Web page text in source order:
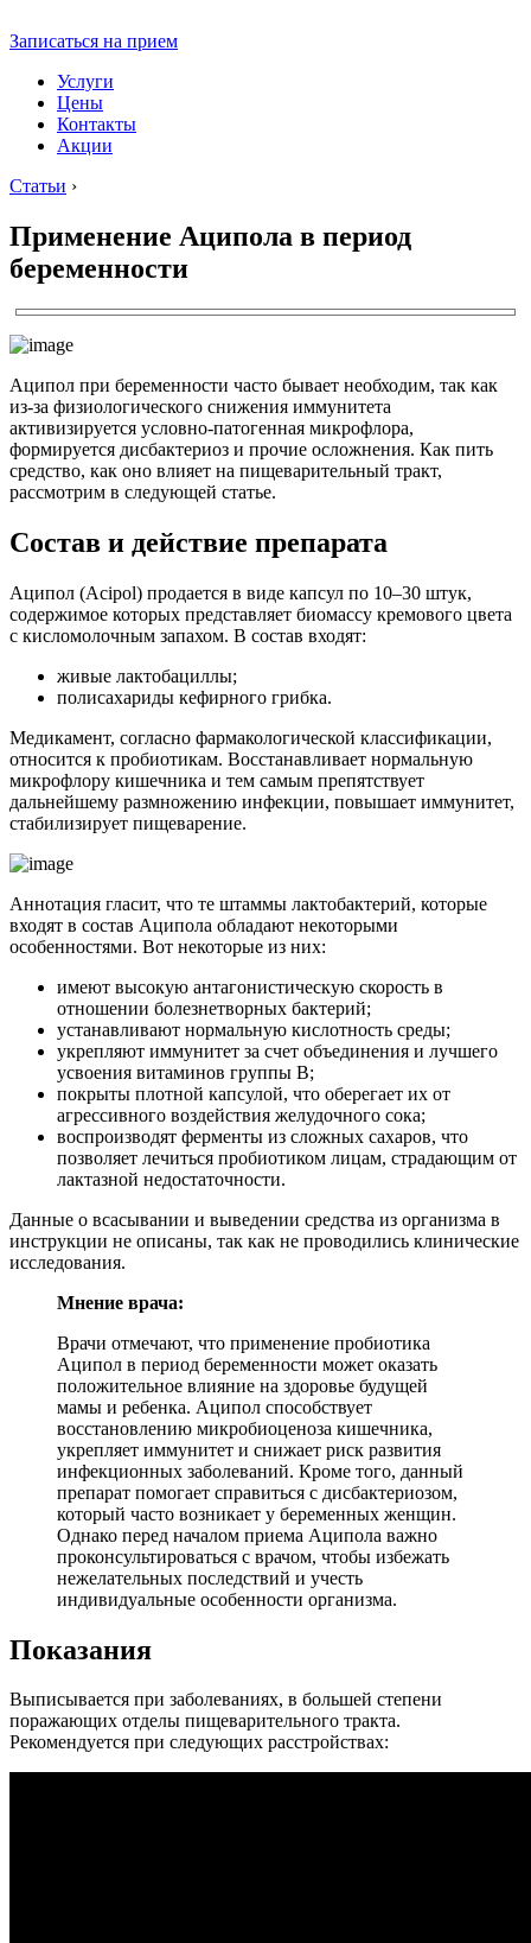
Записаться на прием
Услуги
Цены
Контакты
Акции
Статьи ›
Применение Аципола в период
беременности
Аципол при беременности часто бывает необходим, так как
из-за физиологического снижения иммунитета
активизируется условно-патогенная микрофлора,
формируется дисбактериоз и прочие осложнения. Как пить
средство, как оно влияет на пищеварительный тракт,
рассмотрим в следующей статье.
Состав и действие препарата
Аципол (Acipol) продается в виде капсул по 10–30 штук,
содержимое которых представляет биомассу кремового цвета
с кисломолочным запахом. В состав входят:
живые лактобациллы;
полисахариды кефирного грибка.
Медикамент, согласно фармакологической классификации,
относится к пробиотикам. Восстанавливает нормальную
микрофлору кишечника и тем самым препятствует
дальнейшему размножению инфекции, повышает иммунитет,
стабилизирует пищеварение.
Аннотация гласит, что те штаммы лактобактерий, которые
входят в состав Аципола обладают некоторыми
особенностями. Вот некоторые из них:
имеют высокую антагонистическую скорость в
отношении болезнетворных бактерий;
устанавливают нормальную кислотность среды;
укрепляют иммунитет за счет объединения и лучшего
усвоения витаминов группы В;
покрыты плотной капсулой, что оберегает их от
агрессивного воздействия желудочного сока;
воспроизводят ферменты из сложных сахаров, что
позволяет лечиться пробиотиком лицам, страдающим от
лактазной недостаточности.
Данные о всасывании и выведении средства из организма в
инструкции не описаны, так как не проводились клинические
исследования.
Мнение врача:
Врачи отмечают, что применение пробиотика
Аципол в период беременности может оказать
положительное влияние на здоровье будущей
мамы и ребенка. Аципол способствует
восстановлению микробиоценоза кишечника,
укрепляет иммунитет и снижает риск развития
инфекционных заболеваний. Кроме того, данный
препарат помогает справиться с дисбактериозом,
который часто возникает у беременных женщин.
Однако перед началом приема Аципола важно
проконсультироваться с врачом, чтобы избежать
нежелательных последствий и учесть
индивидуальные особенности организма.
Показания
Выписывается при заболеваниях, в большей степени
поражающих отделы пищеварительного тракта.
Рекомендуется при следующих расстройствах: